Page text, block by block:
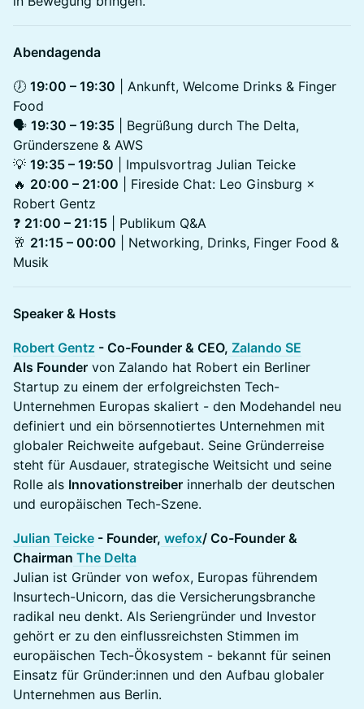
Abendagenda
🕖 19:00 – 19:30 | Ankunft, Welcome Drinks & Finger
Food
🗣 19:30 – 19:35 | Begrüßung durch The Delta,
Gründerszene & AWS
💡 19:35 – 19:50 | Impulsvortrag Julian Teicke
🔥 20:00 – 21:00 | Fireside Chat: Leo Ginsburg ×
Robert Gentz
❓ 21:00 – 21:15 | Publikum Q&A
🥂 21:15 – 00:00 | Networking, Drinks, Finger Food &
Musik
Speaker & Hosts
Robert Gentz - Co-Founder & CEO, Zalando SE
Als Founder von Zalando hat Robert ein Berliner
Startup zu einem der erfolgreichsten Tech-
Unternehmen Europas skaliert - den Modehandel neu
definiert und ein börsennotiertes Unternehmen mit
globaler Reichweite aufgebaut. Seine Gründerreise
steht für Ausdauer, strategische Weitsicht und seine
Rolle als Innovationstreiber innerhalb der deutschen
und europäischen Tech-Szene.
Julian Teicke - Founder, wefox/ Co-Founder &
Chairman The Delta
Julian ist Gründer von wefox, Europas führendem
Insurtech-Unicorn, das die Versicherungsbranche
radikal neu denkt. Als Seriengründer und Investor
gehört er zu den einflussreichsten Stimmen im
europäischen Tech-Ökosystem - bekannt für seinen
Einsatz für Gründer:innen und den Aufbau globaler
Unternehmen aus Berlin.